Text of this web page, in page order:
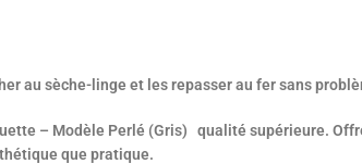
au sèche-linge et les repasser au fer sans
– Modèle Perlé (Gris) qualité supérieure.
que pratique.